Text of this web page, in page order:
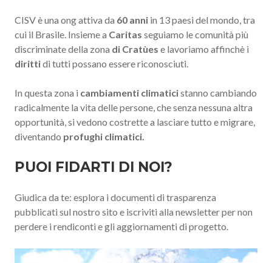
CISV è una ong attiva da 60 anni in 13 paesi del mondo, tra
cui il Brasile. Insieme a Caritas seguiamo le comunità più
discriminate della zona di Cratùes e lavoriamo affinchè i
dirittidi tutti possano essere riconosciuti.
In questa zona i cambiamenti climaticistanno cambiando
radicalmente la vita delle persone, che senza nessuna altra
opportunità, si vedono costrette a lasciare tutto e migrare,
diventando profughi climatici.
PUOI FIDARTI DI NOI?
Giudica da te: esplora i documenti di trasparenza
pubblicati sul nostro sito e iscriviti alla newsletter per non
perdere i rendiconti e gli aggiornamenti di progetto.